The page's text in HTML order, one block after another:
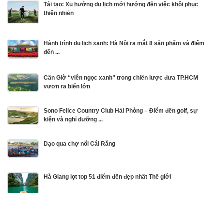
Tái tạo: Xu hướng du lịch mới hướng đến việc khôi phục
thiên nhiên
Hành trình du lịch xanh: Hà Nội ra mắt 8 sản phẩm và điểm
đến ...
Cần Giờ “viên ngọc xanh” trong chiến lược đưa TP.HCM
vươn ra biển lớn
Sono Felice Country Club Hải Phòng – Điểm đến golf, sự
kiện và nghỉ dưỡng ...
Dạo qua chợ nổi Cái Răng
Hà Giang lọt top 51 điểm đến đẹp nhất Thế giới